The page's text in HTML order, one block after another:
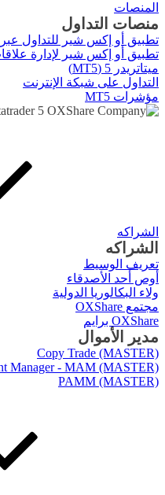
المنصات
منصات التداول
تطبيق أو إكس شير للتداول
تطبيق أو إكس شير لإدارة
ميتاتريدر 5 (MT5)
التداول على شبكة الإنترنت
مؤشرات MT5
الشراكه
الشراكه
تعريف الوسيط
أوص أحد الأصدقاء
ولاء البكالوريا الدولية
مجتمع OXShare
OXShare برايم
مدير الأموال
Copy Trade (MASTER)
Manager - MAM (MASTER)
PAMM (MASTER)